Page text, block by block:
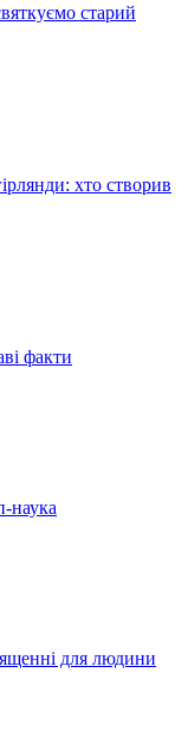
старий
хто створив
факти
наука
для людини